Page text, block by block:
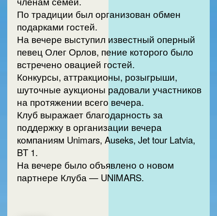
По традиции был организован обмен
подарками гостей.
На вечере выступил известный оперный
певец Олег Орлов, пение которого было
встречено овацией гостей.
Конкурсы, аттракционы, розыгрыши,
шуточные аукционы радовали участников
на протяжении всего вечера.
Клуб выражает благодарность за
поддержку в организации вечера
компаниям Unimars, Auseks, Jet tour Latvia,
BT 1.
На вечере было объявлено о новом
партнере Клуба — UNIMARS.